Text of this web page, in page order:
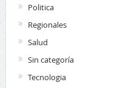
Politica
Regionales
Salud
Sin categoría
Tecnologia